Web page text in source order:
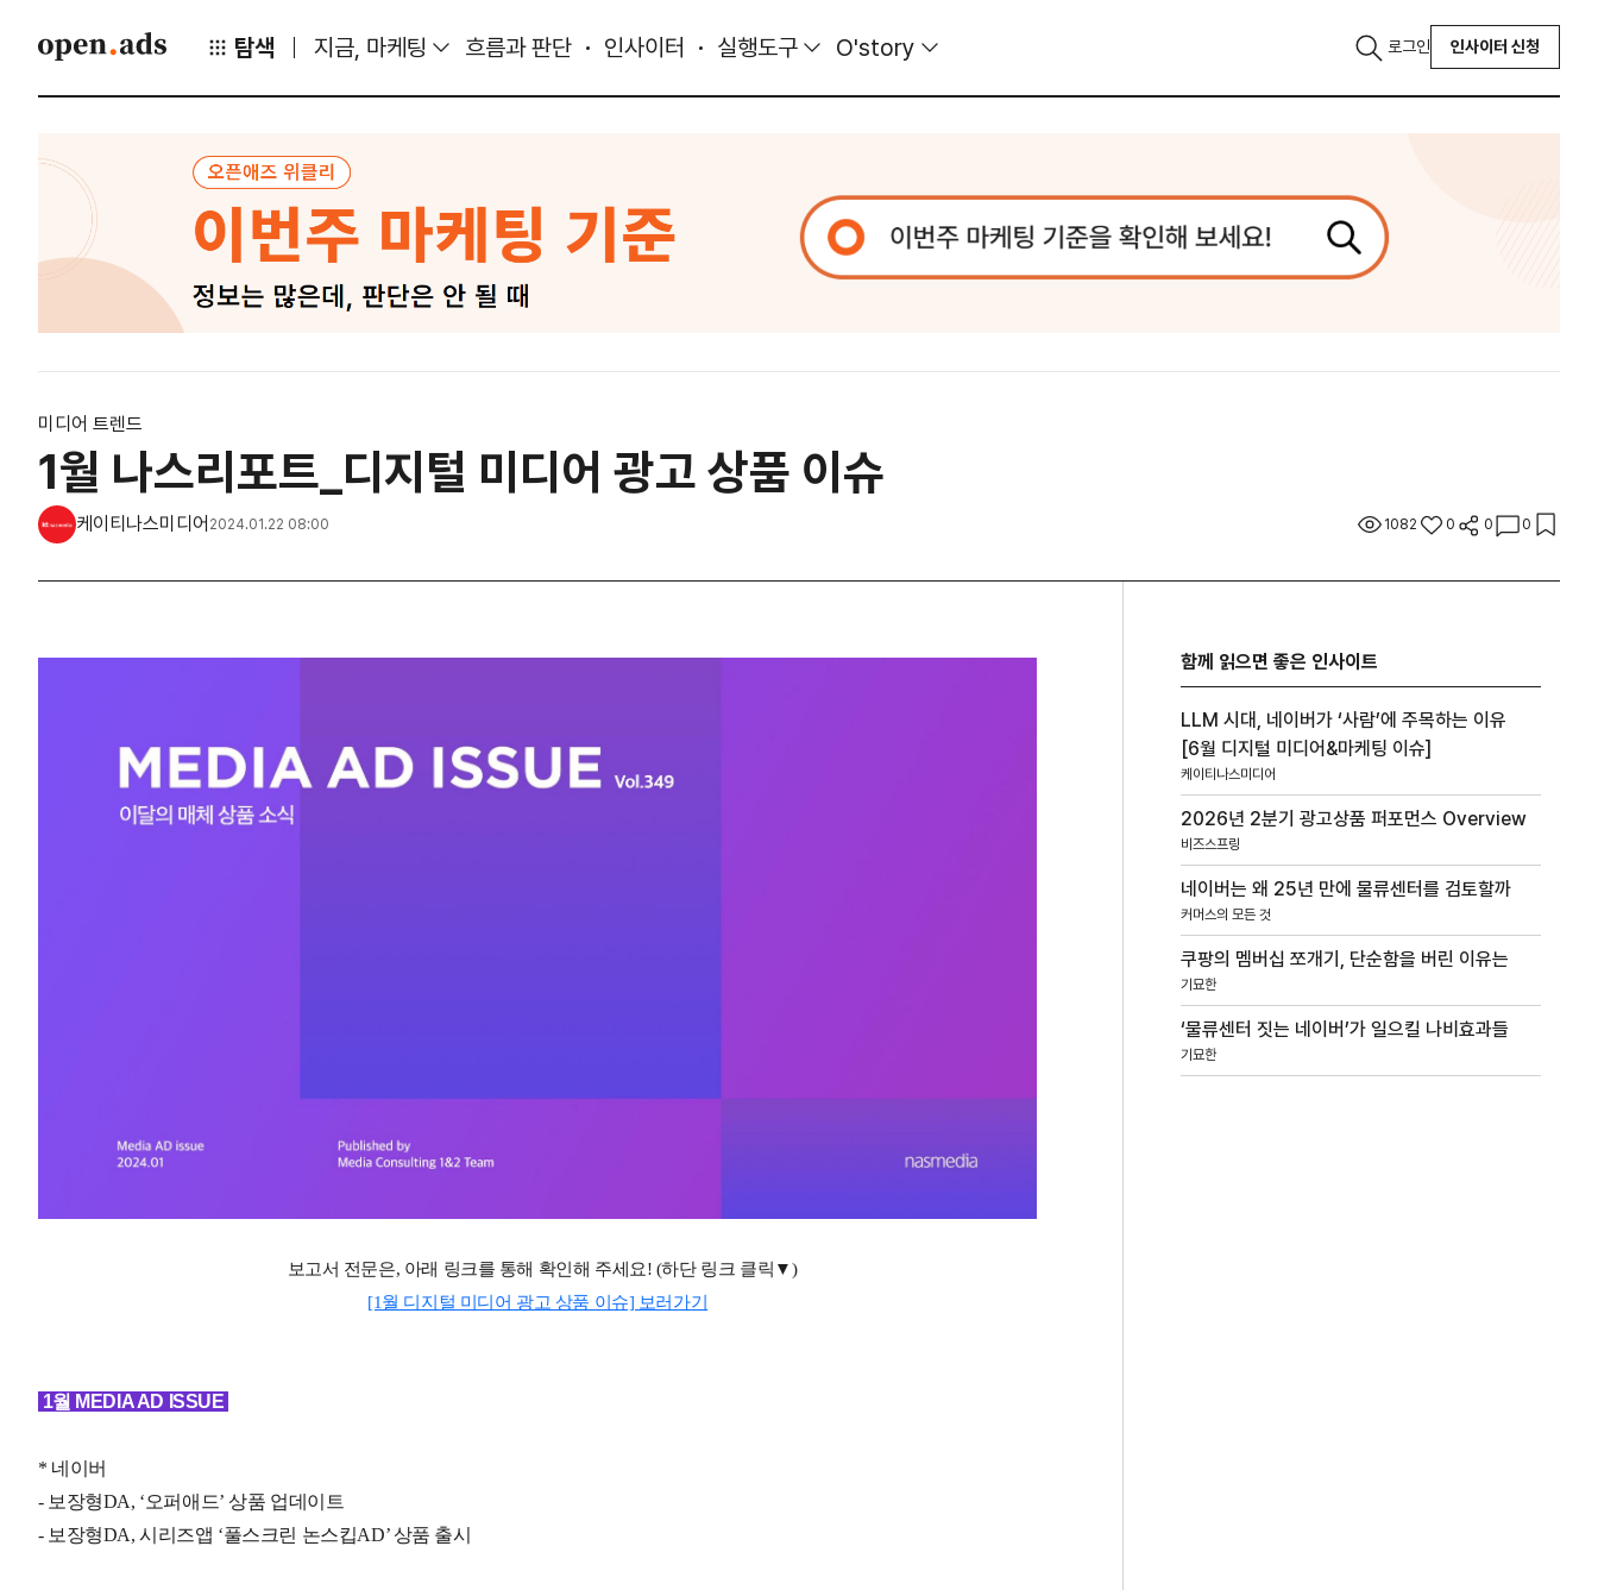
탐색 지금, 마케팅 흐름과 판단 인사이터 실행도구 O'story 로그인 인사이터 신청
미디어 트렌드
1월 나스리포트_디지털 미디어 광고 상품 이슈
케이티나스미디어 2024.01.22 08:00 1082 0 0 0
보고서 전문은, 아래 링크를 통해 확인해 주세요! (하단 링크 클릭▼)
[1월 디지털 미디어 광고 상품 이슈] 보러가기
1월 MEDIA AD ISSUE
* 네이버
- 보장형DA, ‘오퍼애드’ 상품 업데이트
- 보장형DA, 시리즈앱 ‘풀스크린 논스킵AD’ 상품 출시
함께 읽으면 좋은 인사이트
LLM 시대, 네이버가 ‘사람’에 주목하는 이유
[6월 디지털 미디어&마케팅 이슈]
케이티나스미디어
2026년 2분기 광고상품 퍼포먼스 Overview
비즈스프링
네이버는 왜 25년 만에 물류센터를 검토할까
커머스의 모든 것
쿠팡의 멤버십 쪼개기, 단순함을 버린 이유는
기묘한
‘물류센터 짓는 네이버’가 일으킬 나비효과들
기묘한